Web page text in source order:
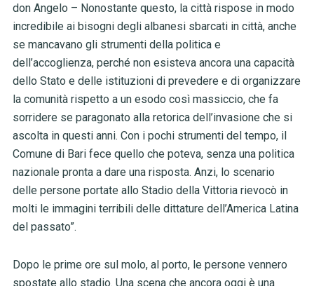
don Angelo – Nonostante questo, la città rispose in modo
incredibile ai bisogni degli albanesi sbarcati in città, anche
se mancavano gli strumenti della politica e
dell’accoglienza, perché non esisteva ancora una capacità
dello Stato e delle istituzioni di prevedere e di organizzare
la comunità rispetto a un esodo così massiccio, che fa
sorridere se paragonato alla retorica dell’invasione che si
ascolta in questi anni. Con i pochi strumenti del tempo, il
Comune di Bari fece quello che poteva, senza una politica
nazionale pronta a dare una risposta. Anzi, lo scenario
delle persone portate allo Stadio della Vittoria rievocò in
molti le immagini terribili delle dittature dell’America Latina
del passato”.
Dopo le prime ore sul molo, al porto, le persone vennero
spostate allo stadio. Una scena che ancora oggi è una